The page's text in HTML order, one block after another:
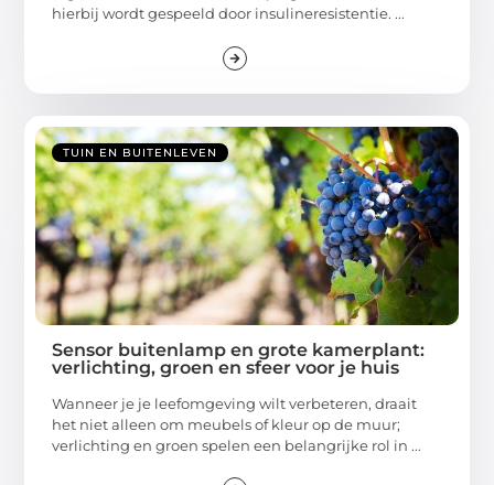
hierbij wordt gespeeld door insulineresistentie. ...
TUIN EN BUITENLEVEN
Sensor buitenlamp en grote kamerplant:
verlichting, groen en sfeer voor je huis
Wanneer je je leefomgeving wilt verbeteren, draait
het niet alleen om meubels of kleur op de muur;
verlichting en groen spelen een belangrijke rol in ...